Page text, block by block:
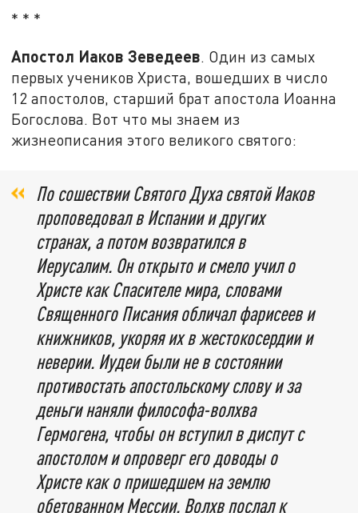
* * *
Апостол Иаков Зеведеев. Один из самых
первых учеников Христа, вошедших в число
12 апостолов, старший брат апостола Иоанна
Богослова. Вот что мы знаем из
жизнеописания этого великого святого:
По сошествии Святого Духа святой Иаков
проповедовал в Испании и других
странах, а потом возвратился в
Иерусалим. Он открыто и смело учил о
Христе как Спасителе мира, словами
Священного Писания обличал фарисеев и
книжников, укоряя их в жестокосердии и
неверии. Иудеи были не в состоянии
противостать апостольскому слову и за
деньги наняли философа-волхва
Гермогена, чтобы он вступил в диспут с
апостолом и опроверг его доводы о
Христе как о пришедшем на землю
обетованном Мессии. Волхв послал к